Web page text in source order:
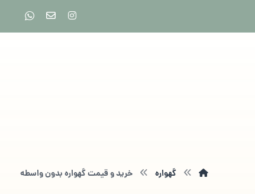
گهواره خرید و قیمت گهواره بدون واسطه